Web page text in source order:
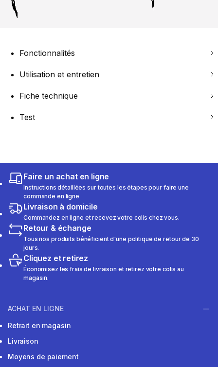
Fonctionnalités
Utilisation et entretien
Fiche technique
Test
Faire un achat en ligne
Instructions détaillées sur toutes les étapes pour faire une
commande en ligne
Livraison à domicile
Commandez en ligne et recevez votre colis chez vous.
Retour & échange
Tous nos produits bénéficient d'une politique de retour de 30
jours.
Cliquez et retirez
Économisez les frais de livraison et retirez votre colis au
magasin.
ACHAT EN LIGNE
Retrait en magasin
Livraison
Moyens de paiement